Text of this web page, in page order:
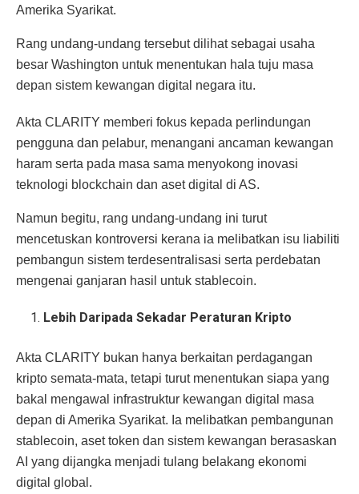
Amerika Syarikat.
Rang undang-undang tersebut dilihat sebagai usaha
besar Washington untuk menentukan hala tuju masa
depan sistem kewangan digital negara itu.
Akta CLARITY memberi fokus kepada perlindungan
pengguna dan pelabur, menangani ancaman kewangan
haram serta pada masa sama menyokong inovasi
teknologi blockchain dan aset digital di AS.
Namun begitu, rang undang-undang ini turut
mencetuskan kontroversi kerana ia melibatkan isu liabiliti
pembangun sistem terdesentralisasi serta perdebatan
mengenai ganjaran hasil untuk stablecoin.
Lebih Daripada Sekadar Peraturan Kripto
Akta CLARITY bukan hanya berkaitan perdagangan
kripto semata-mata, tetapi turut menentukan siapa yang
bakal mengawal infrastruktur kewangan digital masa
depan di Amerika Syarikat. Ia melibatkan pembangunan
stablecoin, aset token dan sistem kewangan berasaskan
AI yang dijangka menjadi tulang belakang ekonomi
digital global.